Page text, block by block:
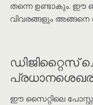
തന്നെ ഉണ്ടാകും.
വിവരങ്ങളും അങ്ങനെ
ഡിജിറ്റൈസ്
ഈ സൈറ്റിലെ